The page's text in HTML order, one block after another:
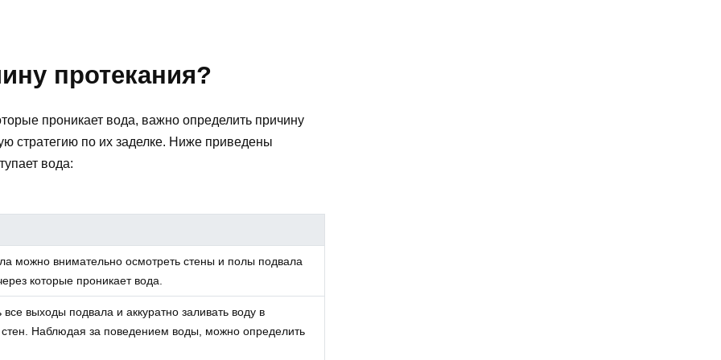
протекания?
проникает вода, важно определить причину
стратегию по их заделке. Ниже приведены
вода:
можно внимательно осмотреть стены и полы подвала
которые проникает вода.
выходы подвала и аккуратно заливать воду в
Наблюдая за поведением воды, можно определить